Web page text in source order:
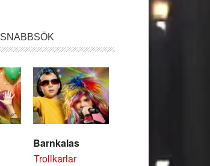
SNABBSÖK
Barnkalas
Trollkarlar